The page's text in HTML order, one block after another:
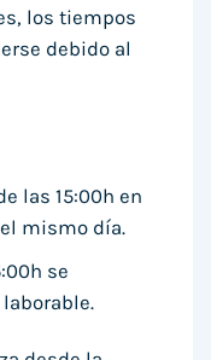
los tiempos
debido al
las 15:00h en
mismo día.
se